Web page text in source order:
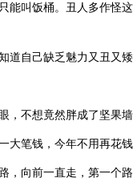
能叫饭桶。丑人多作怪
道自己缺乏魅力又丑又矮
不想竟然胖成了坚果墙
大笔钱，今年不用再花
，向前一直走，第一个